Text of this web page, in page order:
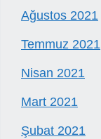
Ağustos 2021
Temmuz 2021
Nisan 2021
Mart 2021
Şubat 2021